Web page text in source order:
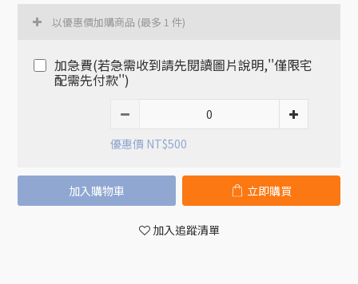
以優惠價加購商品 (最多 1 件)
加急費(若急需收到請先閱讀圖片說明,''僅限宅
配需先付款'')
優惠價 NT$500
加入購物車 立即購買
加入追蹤清單